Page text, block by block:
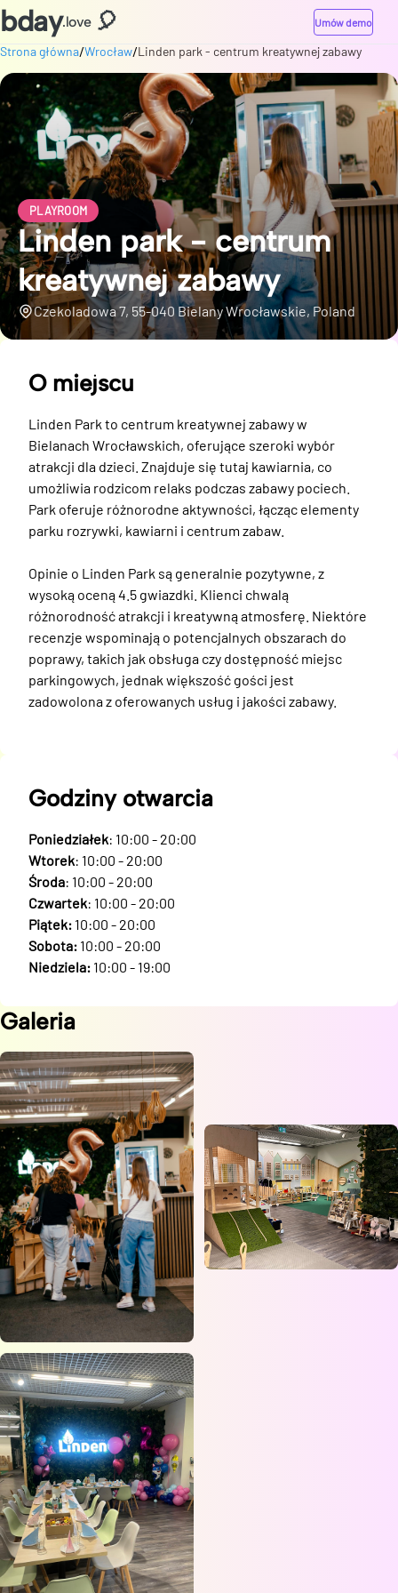
bday.love 🎈 Umów demo
Strona główna/Wrocław/Linden park - centrum kreatywnej zabawy
PLAYROOM
Linden park - centrum
kreatywnej zabawy
Czekoladowa 7, 55-040 Bielany Wrocławskie, Poland
O miejscu
Linden Park to centrum kreatywnej zabawy w
Bielanach Wrocławskich, oferujące szeroki wybór
atrakcji dla dzieci. Znajduje się tutaj kawiarnia, co
umożliwia rodzicom relaks podczas zabawy pociech.
Park oferuje różnorodne aktywności, łącząc elementy
parku rozrywki, kawiarni i centrum zabaw.
Opinie o Linden Park są generalnie pozytywne, z
wysoką oceną 4.5 gwiazdki. Klienci chwalą
różnorodność atrakcji i kreatywną atmosferę. Niektóre
recenzje wspominają o potencjalnych obszarach do
poprawy, takich jak obsługa czy dostępność miejsc
parkingowych, jednak większość gości jest
zadowolona z oferowanych usług i jakości zabawy.
Godziny otwarcia
Poniedziałek: 10:00 - 20:00
Wtorek: 10:00 - 20:00
Środa: 10:00 - 20:00
Czwartek: 10:00 - 20:00
Piątek: 10:00 - 20:00
Sobota: 10:00 - 20:00
Niedziela: 10:00 - 19:00
Galeria